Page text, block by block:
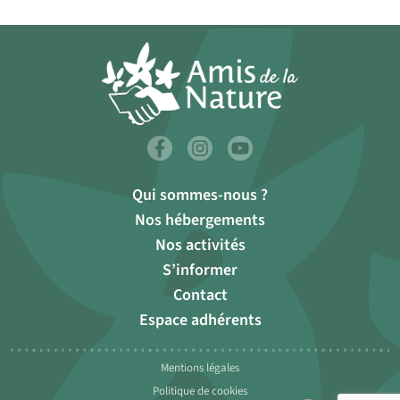
Qui sommes-nous ?
Nos hébergements
Nos activités
S’informer
Contact
Espace adhérents
Mentions légales
Politique de cookies